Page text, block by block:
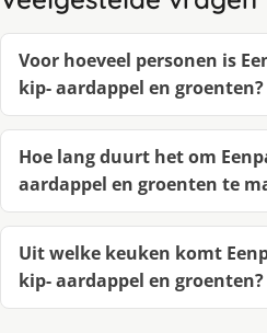
Voor hoeveel personen is
kip- aardappel en groenten?
Hoe lang duurt het om
aardappel en groenten te
Uit welke keuken komt
kip- aardappel en groenten?